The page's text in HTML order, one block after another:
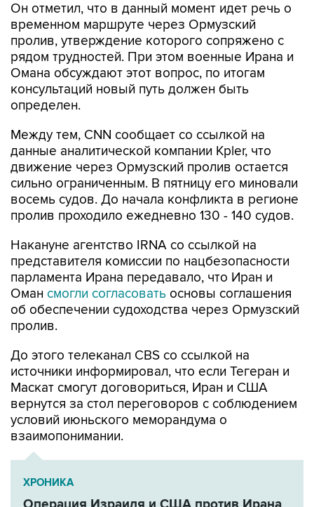
Он отметил, что в данный момент идет речь о
временном маршруте через Ормузский
пролив, утверждение которого сопряжено с
рядом трудностей. При этом военные Ирана и
Омана обсуждают этот вопрос, по итогам
консультаций новый путь должен быть
определен.
Между тем, CNN сообщает со ссылкой на
данные аналитической компании Kpler, что
движение через Ормузский пролив остается
сильно ограниченным. В пятницу его миновали
восемь судов. До начала конфликта в регионе
пролив проходило ежедневно 130 - 140 судов.
Накануне агентство IRNA со ссылкой на
представителя комиссии по нацбезопасности
парламента Ирана передавало, что Иран и
Оман смогли согласовать основы соглашения
об обеспечении судоходства через Ормузский
пролив.
До этого телеканал CBS со ссылкой на
источники информировал, что если Тегеран и
Маскат смогут договориться, Иран и США
вернутся за стол переговоров с соблюдением
условий июньского меморандума о
взаимопонимании.
ХРОНИКА